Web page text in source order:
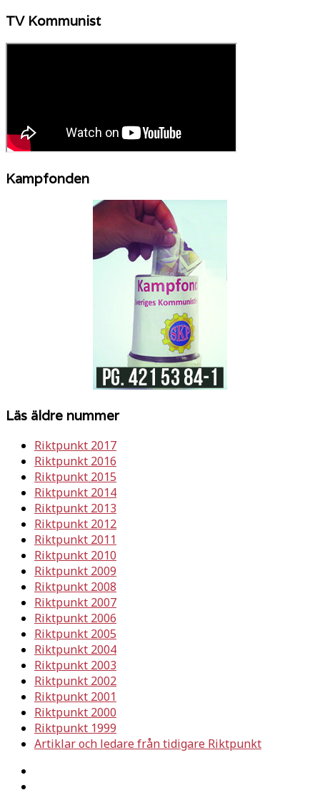
TV Kommunist
Kampfonden
Läs äldre nummer
Riktpunkt 2017
Riktpunkt 2016
Riktpunkt 2015
Riktpunkt 2014
Riktpunkt 2013
Riktpunkt 2012
Riktpunkt 2011
Riktpunkt 2010
Riktpunkt 2009
Riktpunkt 2008
Riktpunkt 2007
Riktpunkt 2006
Riktpunkt 2005
Riktpunkt 2004
Riktpunkt 2003
Riktpunkt 2002
Riktpunkt 2001
Riktpunkt 2000
Riktpunkt 1999
Artiklar och ledare från tidigare Riktpunkt